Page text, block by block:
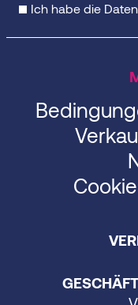
Ich habe die